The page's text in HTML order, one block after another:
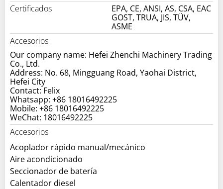
Certificados
EPA, CE, ANSI, AS, CSA, EAC
GOST, TRUA, JIS, TÜV,
ASME
Accesorios
Our company name: Hefei Zhenchi Machinery Trading
Co., Ltd.
Address: No. 68, Mingguang Road, Yaohai District,
Hefei City
Contact: Felix
Whatsapp: +86 18016492225
Mobile: +86 18016492225
WeChat: 18016492225
Accesorios
Acoplador rápido manual/mecánico
Aire acondicionado
Seccionador de batería
Calentador diesel